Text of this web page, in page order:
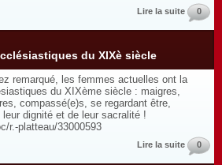
Lire la suite 0
du XIXè siècle
remarqué, les femmes actuelles ont la
du XIXème siècle : maigres,
compassé(e)s, se regardant être,
dignité et de leur sacralité !
r.-platteau/33000593
Lire la suite 0